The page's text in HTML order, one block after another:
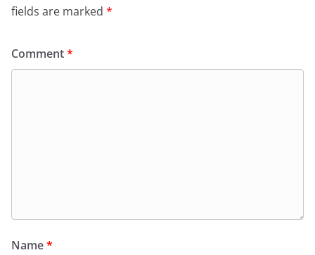
fields are marked *
Comment*
Name*